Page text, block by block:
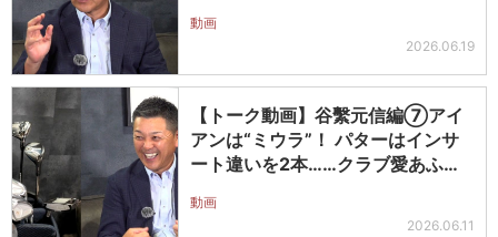
動画
2026.06.19
【トーク動画】谷繫元信編⑦アイ
アンは“ミウラ”！ パターはインサ
ート違いを2本……クラブ愛あふれ
動画
2026.06.11